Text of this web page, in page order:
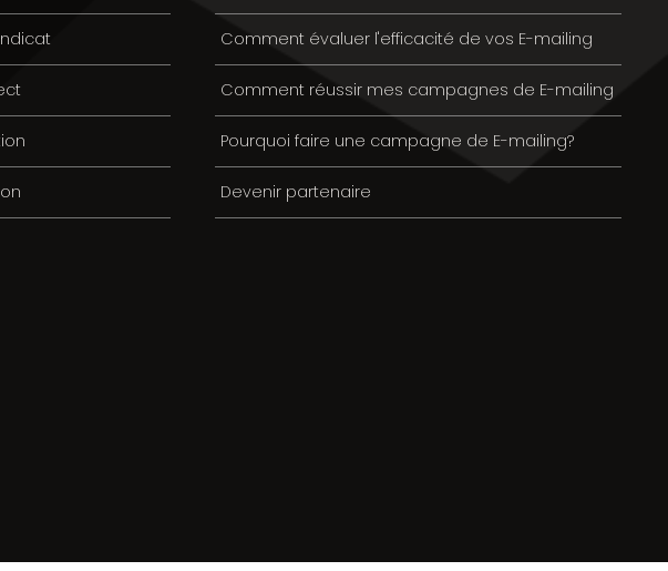
Comment évaluer l'efficacité de vos E-mailing
Comment réussir mes campagnes de E-mailing
Pourquoi faire une campagne de E-mailing?
Devenir partenaire